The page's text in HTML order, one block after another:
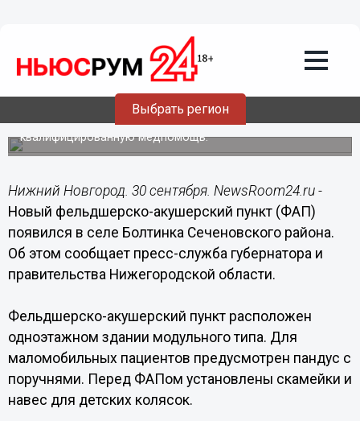
Выбрать регион
30.09.201917:44
Сельский ФАП открыли в Сеченовском
районе Нижегородской области
Более 780 жителей села Болтинка получат
квалифицированную медпомощь.
Нижний Новгород. 30 сентября. NewsRoom24.ru -
Новый фельдшерско-акушерский пункт (ФАП)
появился в селе Болтинка Сеченовского района.
Об этом сообщает пресс-служба губернатора и
правительства Нижегородской области.
Фельдшерско-акушерский пункт расположен
одноэтажном здании модульного типа. Для
маломобильных пациентов предусмотрен пандус с
поручнями. Перед ФАПом установлены скамейки и
навес для детских колясок.